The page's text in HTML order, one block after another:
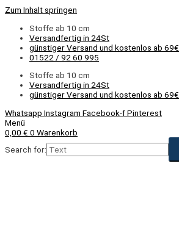
Zum Inhalt springen
Stoffe ab 10 cm
Versandfertig in 24St
günstiger Versand und kostenlos ab 69€
01522 / 92 60 995
Stoffe ab 10 cm
Versandfertig in 24St
günstiger Versand und kostenlos ab 69€
Whatsapp Instagram Facebook-fPinterest
Menü
0,00 € 0 Warenkorb
Search for: